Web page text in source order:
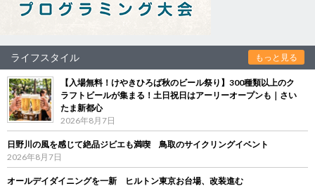
ライフスタイル もっと見る
【入場無料！けやきひろば秋のビール祭り】300種類以上のク
ラフトビールが集まる！土日祝日はアーリーオープンも｜さい
たま新都心
2026年8月7日
日野川の風を感じて絶品ジビエも満喫 鳥取のサイクリングイベント
2026年8月7日
オールデイダイニングを一新 ヒルトン東京お台場、改装進む